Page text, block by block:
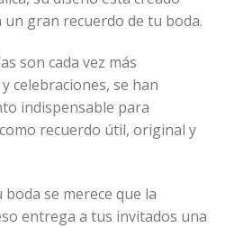
gran recuerdo de tu boda.
son cada vez más
celebraciones, se han
indispensable para
recuerdo útil, original y
se merece que la
entrega a tus invitados una